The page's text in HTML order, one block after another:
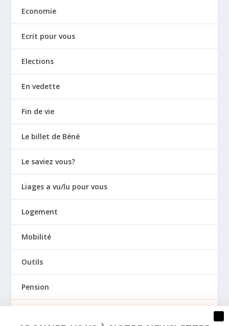
Economie
Ecrit pour vous
Elections
En vedette
Fin de vie
Le billet de Béné
Le saviez vous?
Liages a vu/lu pour vous
Logement
Mobilité
Outils
Pension